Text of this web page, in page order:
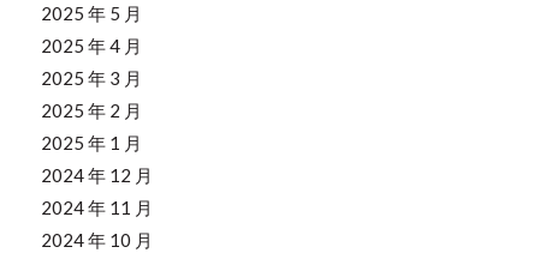
2025 年 5 月
2025 年 4 月
2025 年 3 月
2025 年 2 月
2025 年 1 月
2024 年 12 月
2024 年 11 月
2024 年 10 月